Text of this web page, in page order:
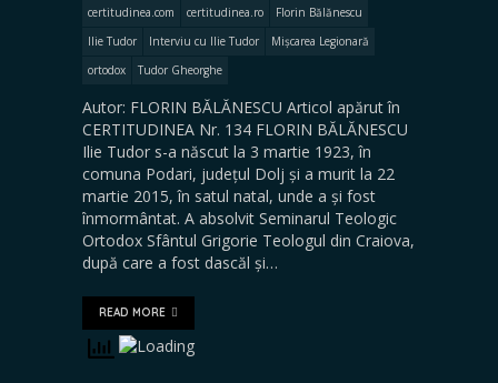
certitudinea.com
certitudinea.ro
Florin Bălănescu
Ilie Tudor
Interviu cu Ilie Tudor
Mișcarea Legionară
ortodox
Tudor Gheorghe
Autor: FLORIN BĂLĂNESCU Articol apărut în
CERTITUDINEA Nr. 134 FLORIN BĂLĂNESCU
Ilie Tudor s-a născut la 3 martie 1923, în
comuna Podari, județul Dolj și a murit la 22
martie 2015, în satul natal, unde a și fost
înmormântat. A absolvit Seminarul Teologic
Ortodox Sfântul Grigorie Teologul din Craiova,
după care a fost dascăl și…
READ MORE